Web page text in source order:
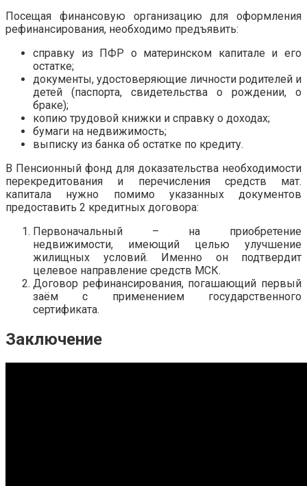
Посещая финансовую организацию для оформления
рефинансирования, необходимо предъявить:
справку из ПФР о материнском капитале и его
остатке;
документы, удостоверяющие личности родителей и
детей (паспорта, свидетельства о рождении, о
браке);
копию трудовой книжки и справку о доходах;
бумаги на недвижимость;
выписку из банка об остатке по кредиту.
В Пенсионный фонд для доказательства необходимости
перекредитования и перечисления средств мат.
капитала нужно помимо указанных документов
предоставить 2 кредитных договора:
Первоначальный – на приобретение
недвижимости, имеющий целью улучшение
жилищных условий. Именно он подтвердит
целевое направление средств МСК.
Договор рефинансирования, погашающий первый
заём с применением государственного
сертификата.
Заключение